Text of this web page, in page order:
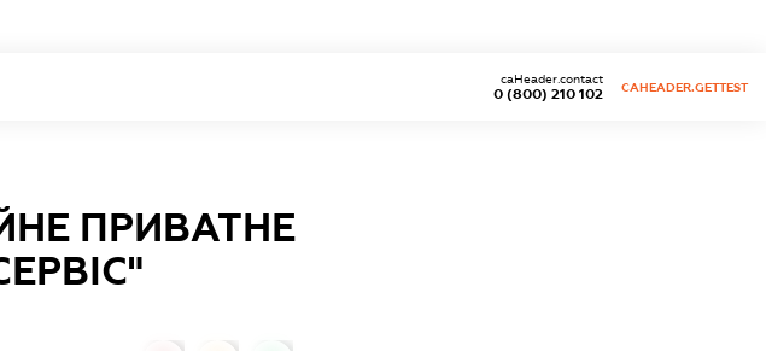
0 (800) 210 102
caHeader.contact
CAHEADER.GETTEST
ПРИВАТНЕ